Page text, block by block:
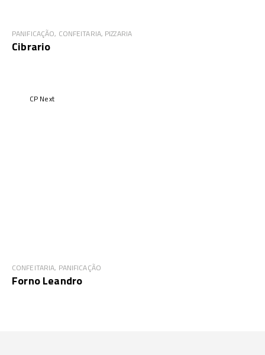
PANIFICAÇÃO, CONFEITARIA, PIZZARIA
Cibrario
CP Next
CONFEITARIA, PANIFICAÇÃO
Forno Leandro